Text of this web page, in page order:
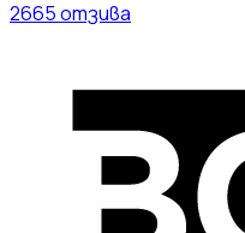
2665отзива